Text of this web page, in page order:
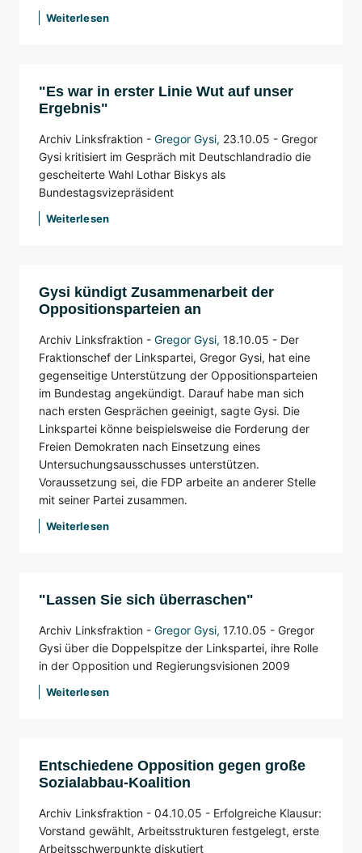
Weiterlesen
"Es war in erster Linie Wut auf unser
Ergebnis"
Archiv Linksfraktion - Gregor Gysi, 23.10.05 - Gregor
Gysi kritisiert im Gespräch mit Deutschlandradio die
gescheiterte Wahl Lothar Biskys als
Bundestagsvizepräsident
Weiterlesen
Gysi kündigt Zusammenarbeit der
Oppositionsparteien an
Archiv Linksfraktion - Gregor Gysi, 18.10.05 - Der
Fraktionschef der Linkspartei, Gregor Gysi, hat eine
gegenseitige Unterstützung der Oppositionsparteien
im Bundestag angekündigt. Darauf habe man sich
nach ersten Gesprächen geeinigt, sagte Gysi. Die
Linkspartei könne beispielsweise die Forderung der
Freien Demokraten nach Einsetzung eines
Untersuchungsausschusses unterstützen.
Voraussetzung sei, die FDP arbeite an anderer Stelle
mit seiner Partei zusammen.
Weiterlesen
"Lassen Sie sich überraschen"
Archiv Linksfraktion - Gregor Gysi, 17.10.05 - Gregor
Gysi über die Doppelspitze der Linkspartei, ihre Rolle
in der Opposition und Regierungsvisionen 2009
Weiterlesen
Entschiedene Opposition gegen große
Sozialabbau-Koalition
Archiv Linksfraktion - 04.10.05 - Erfolgreiche Klausur:
Vorstand gewählt, Arbeitsstrukturen festgelegt, erste
Arbeitsschwerpunkte diskutiert